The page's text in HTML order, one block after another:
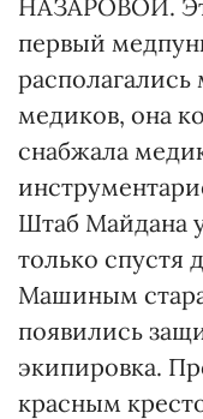
НАЗАРОВОЙ.
первый
медиков, она
снабжала
Штаб Майдана
только спустя
Машиным
появились
экипировка.
красным